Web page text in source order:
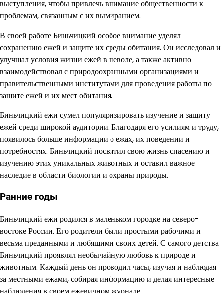
выступления, чтобы привлечь внимание общественности к
проблемам, связанным с их вымиранием.
В своей работе Биньчицкий особое внимание уделял
сохранению ежей и защите их среды обитания. Он исследовал и
улучшал условия жизни ежей в неволе, а также активно
взаимодействовал с природоохранными организациями и
правительственными институтами для проведения работы по
защите ежей и их мест обитания.
Биньчицкий ежи сумел популяризировать изучение и защиту
ежей среди широкой аудитории. Благодаря его усилиям и труду,
появилось больше информации о ежах, их поведении и
потребностях. Биньчицкий посвятил свою жизнь спасению и
изучению этих уникальных животных и оставил важное
наследие в области биологии и охраны природы.
Ранние годы
Биньчицкий ежи родился в маленьком городке на северо-
востоке России. Его родители были простыми рабочими и
весьма преданными и любящими своих детей. С самого детства
Биньчицкий проявлял необычайную любовь к природе и
животным. Каждый день он проводил часы, изучая и наблюдая
за местными ежами, собирая информацию и делая интересные